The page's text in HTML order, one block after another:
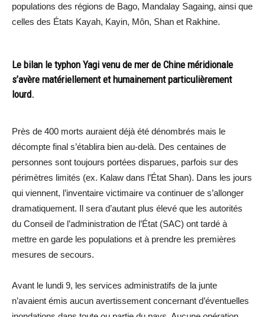
populations des régions de Bago, Mandalay Sagaing, ainsi que
celles des États Kayah, Kayin, Môn, Shan et Rakhine.
Le bilan le typhon Yagi venu de mer de Chine méridionale
s’avère matériellement et humainement particulièrement
lourd.
Près de 400 morts auraient déjà été dénombrés mais le
décompte final s’établira bien au-delà. Des centaines de
personnes sont toujours portées disparues, parfois sur des
périmètres limités (ex. Kalaw dans l’État Shan). Dans les jours
qui viennent, l’inventaire victimaire va continuer de s’allonger
dramatiquement. Il sera d’autant plus élevé que les autorités
du Conseil de l’administration de l’État (SAC) ont tardé à
mettre en garde les populations et à prendre les premières
mesures de secours.
Avant le lundi 9, les services administratifs de la junte
n’avaient émis aucun avertissement concernant d’éventuelles